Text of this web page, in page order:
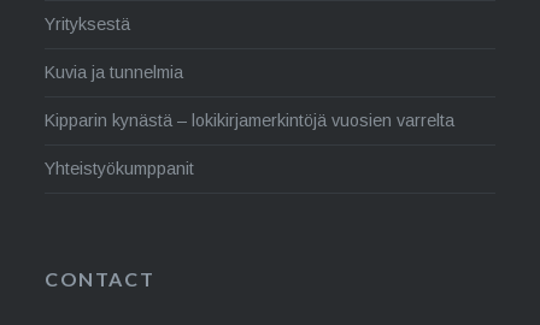
Yrityksestä
Kuvia ja tunnelmia
Kipparin kynästä – lokikirjamerkintöjä vuosien varrelta
Yhteistyökumppanit
CONTACT